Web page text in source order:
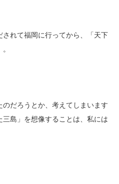
れて福岡に行ってから、「天下
のだろうとか、考えてしまいます
島」を想像することは、私には